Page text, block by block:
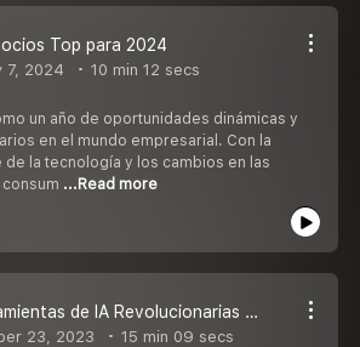
Top para 2024
7, 2024 10 min 12 secs
un año de oportunidades dinámicas y
en el mundo empresarial. Con la
la tecnología y los cambios en las
...Read more
5 Herramientas de IA Revolucionarias para Emprendedores en 2024
23, 2023 15 min 09 secs